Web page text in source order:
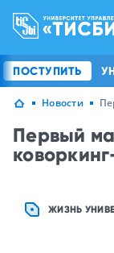
ПОСТУПИТЬ
Новости
Первый
ЖИЗНЬ